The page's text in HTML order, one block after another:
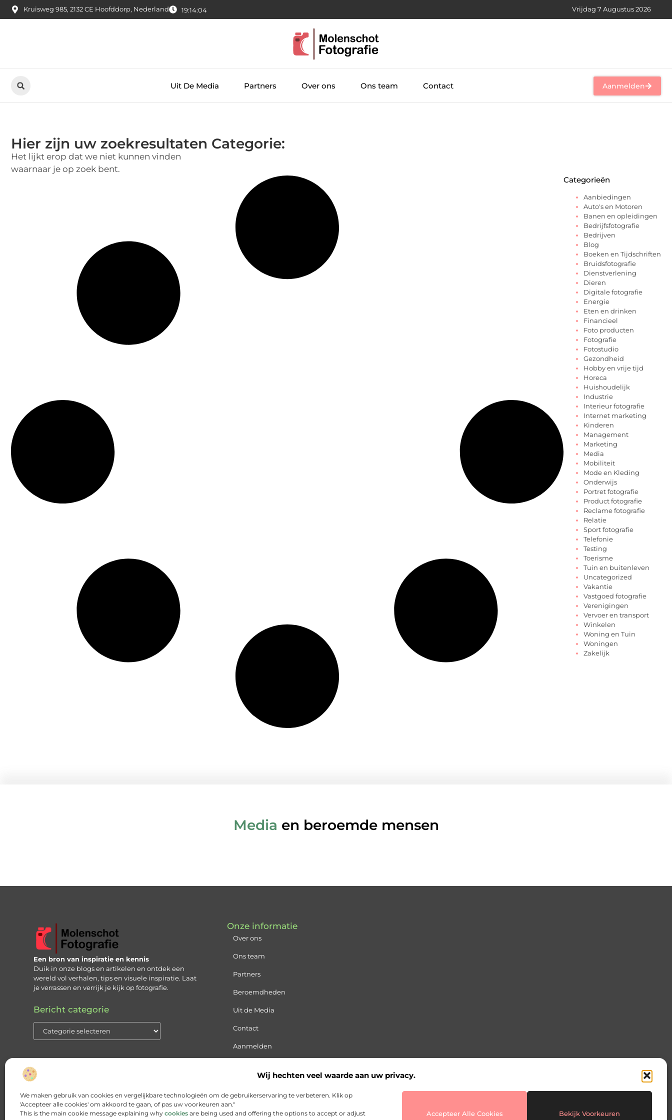
Wij hechten veel waarde aan uw privacy.
We maken gebruik van cookies en vergelijkbare technologieën om de gebruikerservaring te verbeteren. Klik op
'Accepteer alle cookies' om akkoord te gaan, of pas uw voorkeuren aan."
This is the main cookie message explaining why cookies are being used and offering the options to accept or adjust
Accepteer Alle Cookies Bekijk Voorkeuren
Kruisweg 985, 2132 CE Hoofddorp, Nederland 19:14:04 Vrijdag 7 Augustus 2026
Uit De Media Partners Over ons Ons team Contact Aanmelden
Hier zijn uw zoekresultaten Categorie:
Het lijkt erop dat we niet kunnen vinden
waarnaar je op zoek bent.
Categorieën
Aanbiedingen
Auto's en Motoren
Banen en opleidingen
Bedrijfsfotografie
Bedrijven
Blog
Boeken en Tijdschriften
Bruidsfotografie
Dienstverlening
Dieren
Digitale fotografie
Energie
Eten en drinken
Financieel
Foto producten
Fotografie
Fotostudio
Gezondheid
Hobby en vrije tijd
Horeca
Huishoudelijk
Industrie
Interieur fotografie
Internet marketing
Kinderen
Management
Marketing
Media
Mobiliteit
Mode en Kleding
Onderwijs
Portret fotografie
Product fotografie
Reclame fotografie
Relatie
Sport fotografie
Telefonie
Testing
Toerisme
Tuin en buitenleven
Uncategorized
Vakantie
Vastgoed fotografie
Verenigingen
Vervoer en transport
Winkelen
Woning en Tuin
Woningen
Zakelijk
Media en beroemde mensen
Een bron van inspiratie en kennis
Duik in onze blogs en artikelen en ontdek een
wereld vol verhalen, tips en visuele inspiratie. Laat
je verrassen en verrijk je kijk op fotografie.
Bericht categorie
Onze informatie
Over ons
Ons team
Partners
Beroemdheden
Uit de Media
Contact
Aanmelden
Hoe kan je online geld verdienen: jouw stap-voor-stap handleiding